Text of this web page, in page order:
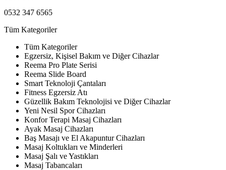
0532 347 6565
Tüm Kategoriler
Tüm Kategoriler
Egzersiz, Kişisel Bakım ve Diğer Cihazlar
Reema Pro Plate Serisi
Reema Slide Board
Smart Teknoloji Çantaları
Fitness Egzersiz Atı
Güzellik Bakım Teknolojisi ve Diğer Cihazlar
Yeni Nesil Spor Cihazları
Konfor Terapi Masaj Cihazları
Ayak Masaj Cihazları
Baş Masajı ve El Akapuntur Cihazları
Masaj Koltukları ve Minderleri
Masaj Şalı ve Yastıkları
Masaj Tabancaları